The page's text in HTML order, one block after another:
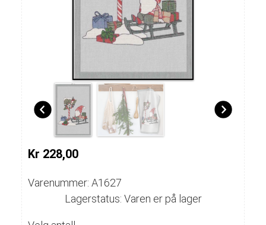
Kr 228,00
Varenummer: A1627
Lagerstatus: Varen er på lager